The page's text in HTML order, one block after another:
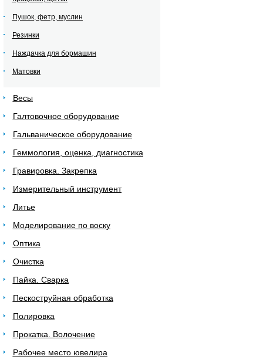
Пушок, фетр, муслин
Резинки
Наждачка для бормашин
Матовки
Весы
Галтовочное оборудование
Гальваническое оборудование
Геммология, оценка, диагностика
Гравировка. Закрепка
Измерительный инструмент
Литье
Моделирование по воску
Оптика
Очистка
Пайка. Сварка
Пескоструйная обработка
Полировка
Прокатка. Волочение
Рабочее место ювелира